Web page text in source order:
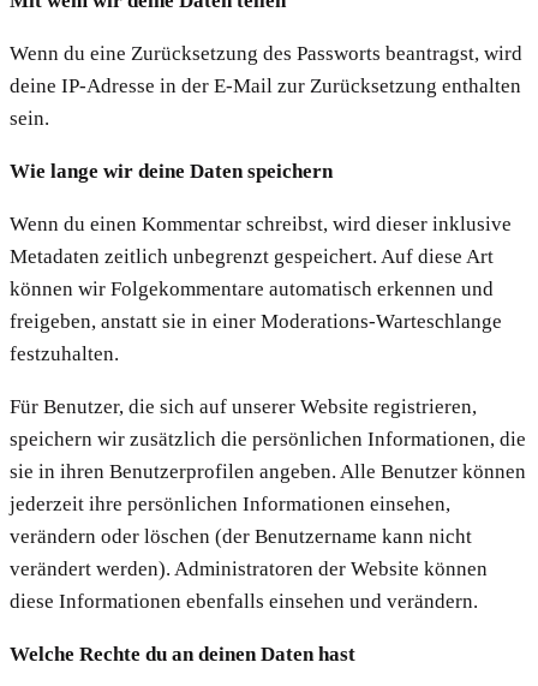
Wenn du eine Zurücksetzung des Passworts beantragst, wird
deine IP-Adresse in der E-Mail zur Zurücksetzung enthalten
sein.
Wie lange wir deine Daten speichern
Wenn du einen Kommentar schreibst, wird dieser inklusive
Metadaten zeitlich unbegrenzt gespeichert. Auf diese Art
können wir Folgekommentare automatisch erkennen und
freigeben, anstatt sie in einer Moderations-Warteschlange
festzuhalten.
Für Benutzer, die sich auf unserer Website registrieren,
speichern wir zusätzlich die persönlichen Informationen, die
sie in ihren Benutzerprofilen angeben. Alle Benutzer können
jederzeit ihre persönlichen Informationen einsehen,
verändern oder löschen (der Benutzername kann nicht
verändert werden). Administratoren der Website können
diese Informationen ebenfalls einsehen und verändern.
Welche Rechte du an deinen Daten hast